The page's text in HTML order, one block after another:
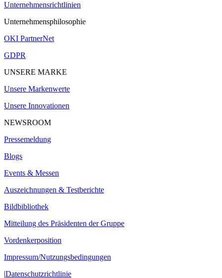
Unternehmensrichtlinien
Unternehmensphilosophie
OKI PartnerNet
GDPR
UNSERE MARKE
Unsere Markenwerte
Unsere Innovationen
NEWSROOM
Pressemeldung
Blogs
Events & Messen
Auszeichnungen & Testberichte
Bildbibliothek
Mitteilung des Präsidenten der Gruppe
Vordenkerposition
Impressum/Nutzungsbedingungen
|Datenschutzrichtlinie